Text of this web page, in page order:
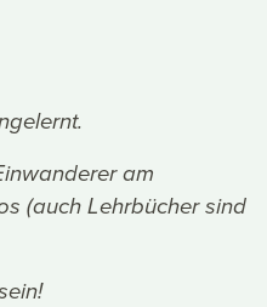
am
(auch Lehrbücher sind